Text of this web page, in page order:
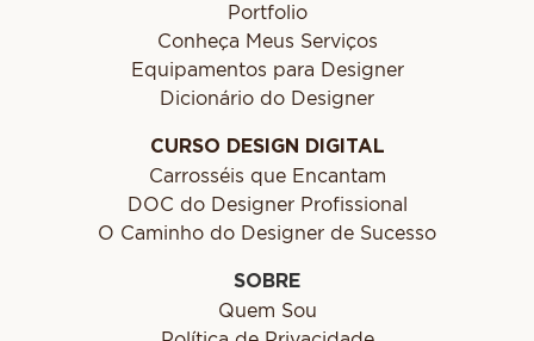
Portfolio
Conheça Meus Serviços
Equipamentos para Designer
Dicionário do Designer
CURSO DESIGN DIGITAL
Carrosséis que Encantam
DOC do Designer Profissional
O Caminho do Designer de Sucesso
SOBRE
Quem Sou